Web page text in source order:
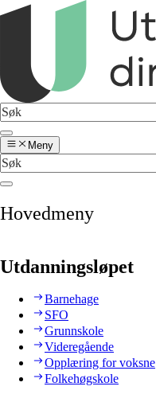
Meny
Hovedmeny
Utdanningsløpet
Barnehage
SFO
Grunnskole
Videregående
Opplæring for voksne
Folkehøgskole